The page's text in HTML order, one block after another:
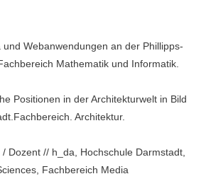
und Webanwendungen an der Phillipps-
Mathematik und Informatik.
Positionen in der Architekturwelt in Bild
Architektur.
/ Dozent // h_da, Hochschule Darmstadt,
Fachbereich Media